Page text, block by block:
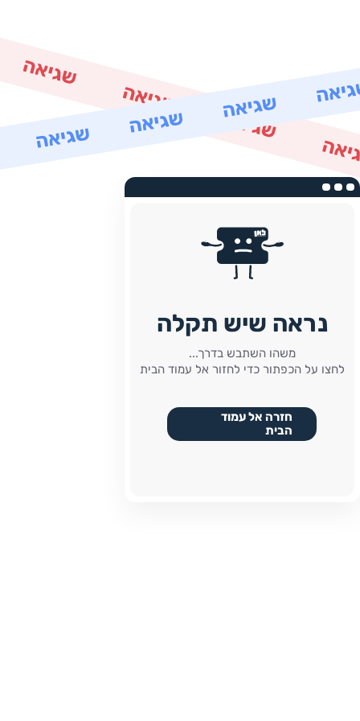
נראה שיש תקלה
משהו השתבש בדרך...
לחצו על הכפתור כדי לחזור אל עמוד הבית
חזרה אל עמוד
הבית